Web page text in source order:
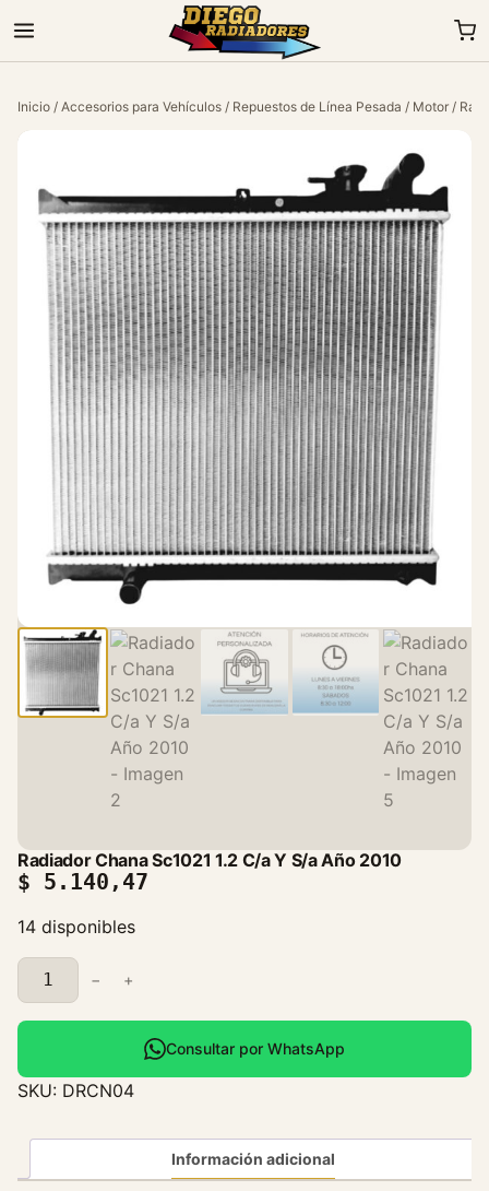
Inicio / Accesorios para Vehículos / Repuestos de Línea Pesada / Motor /
Radiador Chana Sc1021 1.2 C/a Y S/a Año 2010
$ 5.140,47
14 disponibles
R
a
d
a
d
C
− +
Consultar por WhatsApp
SKU: DRCN04
Información adicional